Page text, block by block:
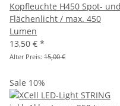
Kopfleuchte H450 Spot- und
Flächenlicht / max. 450
Lumen
13,50 € *
Alter Preis: 15,00 €
Sale 10%